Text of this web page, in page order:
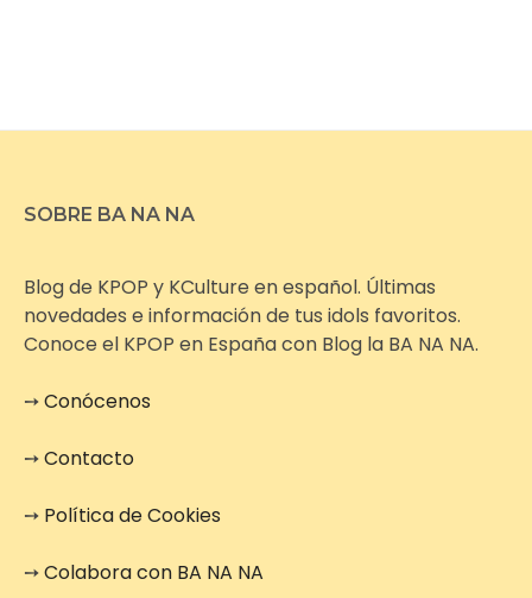
SOBRE BA NA NA
Blog de KPOP y KCulture en español. Últimas
novedades e información de tus idols favoritos.
Conoce el KPOP en España con Blog la BA NA NA.
➙Conócenos
➙Contacto
➙ Política de Cookies
➙Colabora con BA NA NA